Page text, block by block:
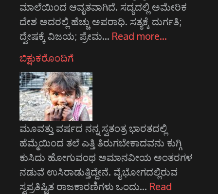
ಮಾಲೆಯಿಂದ ಆವೃತವಾಗಿದೆ. ಸದ್ಯದಲ್ಲಿ ಅಮೇರಿಕ
ದೇಶ ಅದರಲ್ಲಿ ಹೆಚ್ಚು ಅಪರಾಧಿ. ಸತ್ಯಕ್ಕೆ ದುರ್ಗತಿ;
ದ್ವೇಷಕ್ಕೆ ವಿಜಯ; ಪ್ರೇಮ… Read more…
ಬಿಕ್ಷುಕರೊಂದಿಗೆ
ಮೂವತ್ತು ವರ್ಷದ ನನ್ನ ಸ್ವತಂತ್ರ ಭಾರತದಲ್ಲಿ
ಹೆಮ್ಮೆಯಿಂದ ತಲೆ ಎತ್ತಿ ತಿರುಗಬೇಕಾದವನು ಕುಗ್ಗಿ
ಕುಸಿದು ಹೋಗುವಂಥ ಅಮಾನವೀಯ ಅಂತರಗಳ
ನಡುವೆ ಉಸಿರಾಡುತ್ತಿದ್ದೇನೆ. ವೈಭೋಗದಲ್ಲಿರುವ
ಸ್ವಪ್ರತಿಷ್ಟಿತ ರಾಜಕಾರಣಿಗಳು ಒಂದು… Read